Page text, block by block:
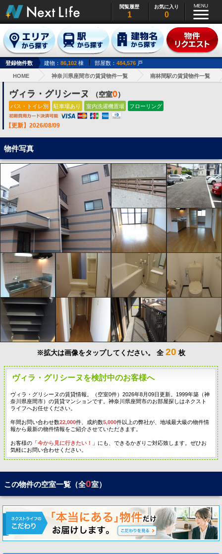
閲覧履歴
1
お気に入り
0
登録物件数 建物： 86,102 棟 部屋数： 484,576 戸
HOME 神奈川県座間市の賃貸物件一覧 南林間駅の賃貸物件一覧
ヴィラ・グリシーヌ （空室0）
バス・トイレ別 駐車場あり 室内洗濯機置場 フローリング
【更新】2026/08/09
物件写真
※拡大は画像をタップしてください。 全 20 枚
ヴィラ・グリシーヌを検討中のお客様へ
ヴィラ・グリシーヌの賃貸情報。（空室0件）2026年8月09日更新。1999年築（神
奈川県座間市）の賃貸マンションです。神奈川県座間市のお部屋探しはネクスト
ライフへお任せください。
年間お問い合わせ数22,000件、成約数5,000件以上の弊社が、地域最大級の物件情
報から最新の物件情報をご紹介させていただきます。
お客様の「今から見に行きたい！
」にも、できるかぎりご対応致します。ぜひお
気軽にお問い合わせください。
この物件の空室一覧（全0室）